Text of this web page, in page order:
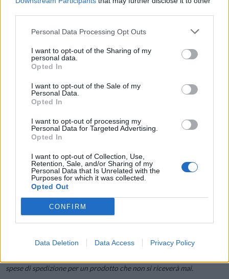
Personal Data Processing Opt Outs
I want to opt-out of the Sharing of my
personal data.
Opted In
I want to opt-out of the Sale of my
Personal Data.
Opted In
I want to opt-out of processing my
Personal Data for Targeted Advertising.
Opted In
I want to opt-out of Collection, Use,
Retention, Sale, and/or Sharing of my
Personal Data that Is Unrelated with the
Purposes for which it was collected.
Opted Out
CONFIRM
Data Deletion Data Access Privacy Policy
– I prodotti Coca Cola per halloween
Occorre sempre prestare attenzione quando si ricevono email di
spam, anche se all’inizio non sembrano pericolose. Nulla è veramente
gratuito e cadere in queste truffe può avere gravi conseguenze per la
“Halloween-Special” ricevuto da utenti in Germania ha dimostrato
come si trattasse in realtà di una truffa per ingannare i destinatari
prodotti di Coca-Cola organizzata dal dipartimento delle lotterie di
Un’altra campagna invita i destinatari a ricevere gratuitamente una
confezione di cioccolato Milka per Halloween del valore di 100 euro.
Molte offerte online e omaggi ricevuti tramite email non richieste
spese di spedizione per un prodotto che non si riceverà mai.